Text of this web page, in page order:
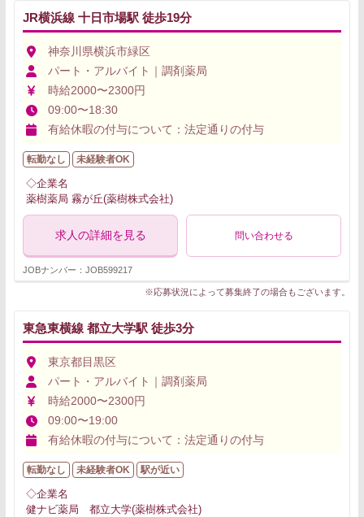
JR横浜線 十日市場駅 徒歩19分
神奈川県横浜市緑区
パート・アルバイト｜調剤薬局
時給2000〜2300円
09:00〜18:30
有給休暇の付与について：法定通りの付与
転勤なし 未経験者OK
◇企業名
薬樹薬局 霧が丘(薬樹株式会社)
求人の詳細を見る 問い合わせる
JOBナンバー：JOB599217
※応募状況によって募集終了の場合もございます。
東急東横線 都立大学駅 徒歩3分
東京都目黒区
パート・アルバイト｜調剤薬局
時給2000〜2300円
09:00〜19:00
有給休暇の付与について：法定通りの付与
転勤なし 未経験者OK 駅が近い
◇企業名
健ナビ薬局 都立大学(薬樹株式会社)